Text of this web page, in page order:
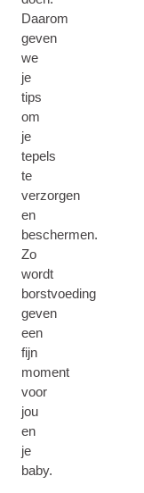
Daarom
geven
we
je
tips
om
je
tepels
te
verzorgen
en
beschermen.
Zo
wordt
borstvoeding
geven
een
fijn
moment
voor
jou
en
je
baby.